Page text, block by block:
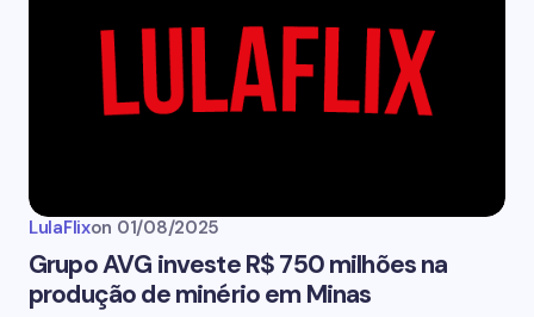
LulaFlixon 01/08/2025
Grupo AVG investe R$ 750 milhões na
produção de minério em Minas